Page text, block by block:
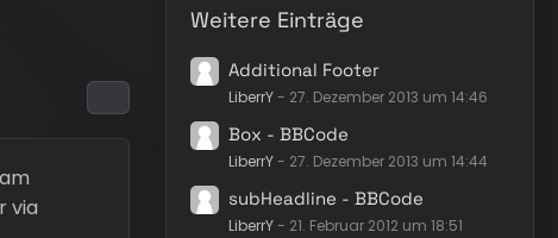
via
Weitere Einträge
Additional Footer
LiberrY- 27. Dezember 2013 um 14:46
Box - BBCode
LiberrY- 27. Dezember 2013 um 14:44
subHeadline - BBCode
LiberrY- 21. Februar 2012 um 18:51